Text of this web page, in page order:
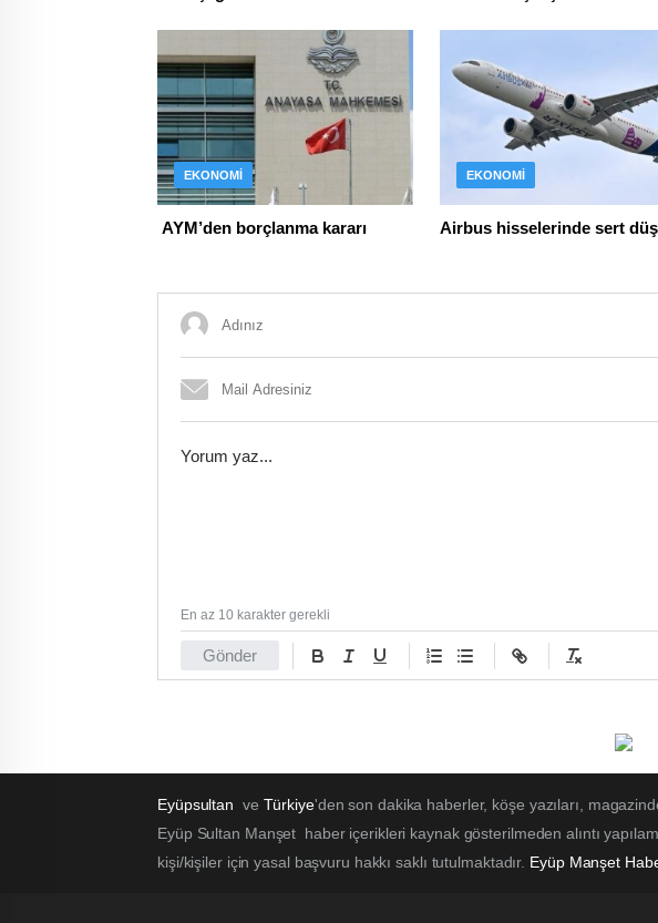
EKONOMI
AYM’den borçlanma kararı
EKONOMI
Airbus hisselerinde sert
Gönder
En az 10 karakter gerekli
Eyüpsultan ve Türkiye'den son dakika haberler, köşe yazıları,
Eyüp Sultan Manşet haber içerikleri kaynak gösterilmeden alıntı
kişi/kişiler için yasal başvuru hakkı saklı tutulmaktadır. Eyüp Manşet